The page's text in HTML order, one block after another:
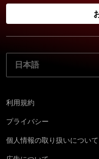
ご使用になる言語を選択
利用規約
プライバシー
個 人情 報 の取 り 扱 い につ い て